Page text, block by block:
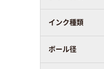
インク種類
ボール径